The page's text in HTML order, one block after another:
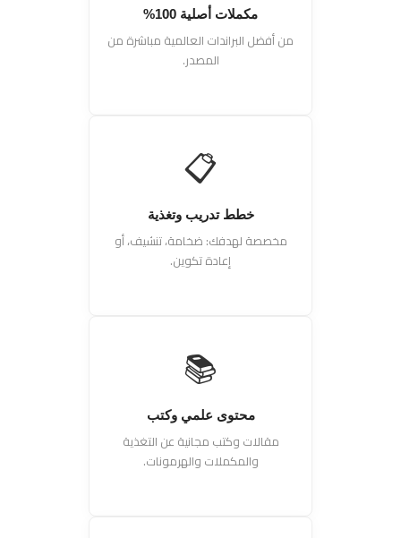
مكملات أصلية 100%
من أفضل البراندات العالمية مباشرة من
المصدر.
📋
خطط تدريب وتغذية
مخصصة لهدفك: ضخامة، تنشيف، أو
إعادة تكوين.
📚
محتوى علمي وكتب
مقالات وكتب مجانية عن التغذية
والمكملات والهرمونات.